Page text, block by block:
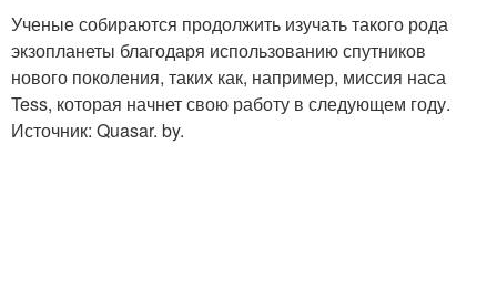
Ученые собираются продолжить изучать такого рода
экзопланеты благодаря использованию спутников
нового поколения, таких как, например, миссия наса
Tess, которая начнет свою работу в следующем году.
Источник: Quasar. by.